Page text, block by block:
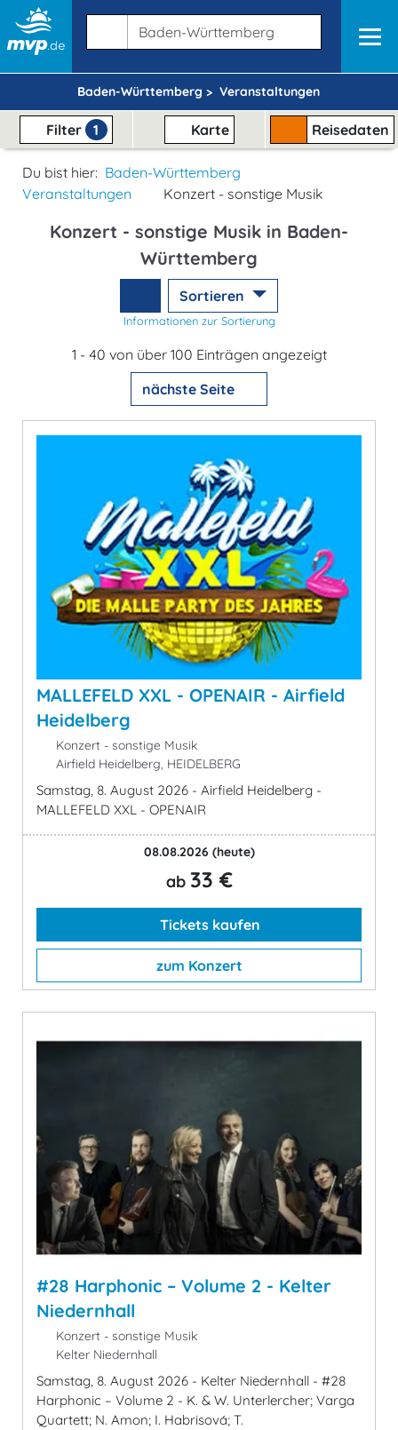
Baden-Württemberg > Veranstaltungen
Filter 1 Karte Reisedaten
Du bist hier: Baden-Württemberg
Veranstaltungen
Konzert - sonstige Musik
Konzert - sonstige Musik in Baden-
Württemberg
Sortieren
Informationen zur Sortierung
1 - 40 von über 100 Einträgen angezeigt
nächste Seite
MALLEFELD XXL - OPENAIR - Airfield
Heidelberg
Konzert - sonstige Musik
Airfield Heidelberg, HEIDELBERG
Samstag, 8. August 2026 - Airfield Heidelberg -
MALLEFELD XXL - OPENAIR
08.08.2026 (heute)
ab 33 €
Tickets kaufen
zum Konzert
#28 Harphonic – Volume 2 - Kelter
Niedernhall
Konzert - sonstige Musik
Kelter Niedernhall
Samstag, 8. August 2026 - Kelter Niedernhall - #28
Harphonic – Volume 2 - K. & W. Unterlercher; Varga
Quartett; N. Amon; I. Habrisová; T.